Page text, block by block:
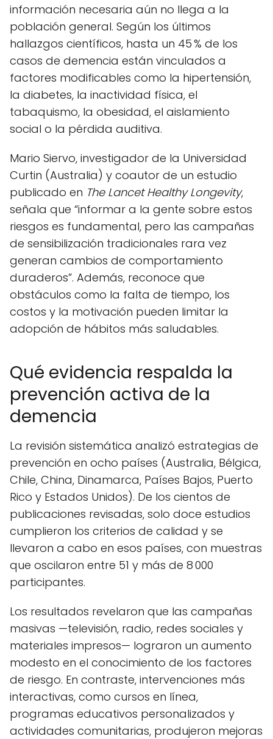
información necesaria aún no llega a la
población general. Según los últimos
hallazgos científicos, hasta un 45 % de los
casos de demencia están vinculados a
factores modificables como la hipertensión,
la diabetes, la inactividad física, el
tabaquismo, la obesidad, el aislamiento
social o la pérdida auditiva.
Mario Siervo, investigador de la Universidad
Curtin (Australia) y coautor de un estudio
publicado en The Lancet Healthy Longevity,
señala que “informar a la gente sobre estos
riesgos es fundamental, pero las campañas
de sensibilización tradicionales rara vez
generan cambios de comportamiento
duraderos”. Además, reconoce que
obstáculos como la falta de tiempo, los
costos y la motivación pueden limitar la
adopción de hábitos más saludables.
Qué evidencia respalda la
prevención activa de la
demencia
La revisión sistemática analizó estrategias de
prevención en ocho países (Australia, Bélgica,
Chile, China, Dinamarca, Países Bajos, Puerto
Rico y Estados Unidos). De los cientos de
publicaciones revisadas, solo doce estudios
cumplieron los criterios de calidad y se
llevaron a cabo en esos países, con muestras
que oscilaron entre 51 y más de 8 000
participantes.
Los resultados revelaron que las campañas
masivas —televisión, radio, redes sociales y
materiales impresos— lograron un aumento
modesto en el conocimiento de los factores
de riesgo. En contraste, intervenciones más
interactivas, como cursos en línea,
programas educativos personalizados y
actividades comunitarias, produjeron mejoras